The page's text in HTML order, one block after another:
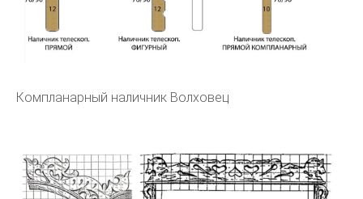
Компланарный наличник Волховец